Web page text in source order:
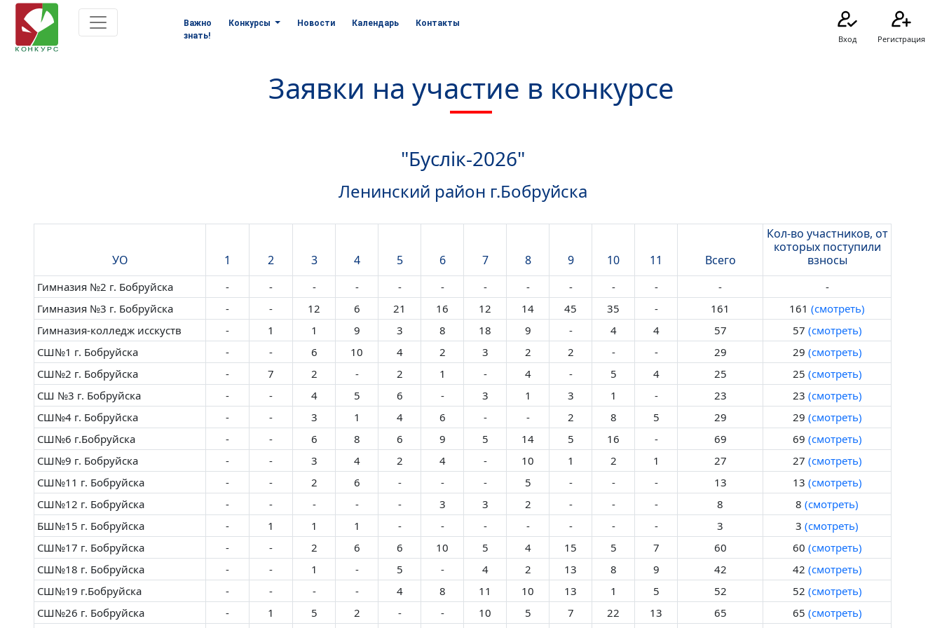
Важно
знать!
Конкурсы Новости Календарь Контакты
Вход Регистрация
Заявки на участие в конкурсе
"Буслік-2026"
Ленинский район г.Бобруйска
УО 1 2 3 4 5 6 7 8 9 10 11 Всего
Кол-во участников, от
которых поступили
взносы
Гимназия №2 г. Бобруйска - - - - - - - - - - - -
-
Гимназия №3 г. Бобруйска
- - 12 6 21 16 12 14 45 35 - 161 161 (смотреть)
Гимназия-колледж исскуств
- 1 1 9 3 8 18 9 - 4 4 57 57 (смотреть)
СШ№1 г. Бобруйска
- - 6 10 4 2 3 2 2 - - 29 29 (смотреть)
СШ№2 г. Бобруйска
- 7 2 - 2 1 - 4 - 5 4 25 25 (смотреть)
СШ №3 г. Бобруйска
- - 4 5 6 - 3 1 3 1 - 23 23 (смотреть)
СШ№4 г. Бобруйска
- - 3 1 4 6 - - 2 8 5 29 29 (смотреть)
СШ№6 г.Бобруйска
- - 6 8 6 9 5 14 5 16 - 69 69 (смотреть)
СШ№9 г. Бобруйска
- - 3 4 2 4 - 10 1 2 1 27 27 (смотреть)
СШ№11 г. Бобруйска
- - 2 6 - - - 5 - - - 13 13 (смотреть)
СШ№12 г. Бобруйска
- - - - - 3 3 2 - - - 8 8 (смотреть)
БШ№15 г. Бобруйска
- 1 1 1 - - - - - - - 3 3 (смотреть)
СШ№17 г. Бобруйска
- - 2 6 6 10 5 4 15 5 7 60 60 (смотреть)
СШ№18 г. Бобруйска
- - 1 - 5 - 4 2 13 8 9 42 42 (смотреть)
СШ№19 г.Бобруйска
- - - - 4 8 11 10 13 1 5 52 52 (смотреть)
СШ№26 г. Бобруйска
- 1 5 2 - - 10 5 7 22 13 65 65 (смотреть)